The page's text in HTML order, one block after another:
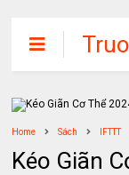
các
tập
Home Sách IFTTT
Kéo Giãn